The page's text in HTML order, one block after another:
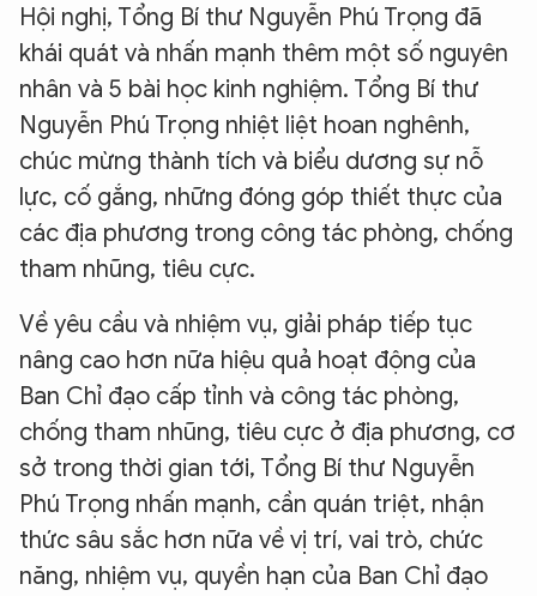
Hội nghị, Tổng Bí thư Nguyễn Phú Trọng đã
khái quát và nhấn mạnh thêm một số nguyên
nhân và 5 bài học kinh nghiệm. Tổng Bí thư
Nguyễn Phú Trọng nhiệt liệt hoan nghênh,
chúc mừng thành tích và biểu dương sự nỗ
lực, cố gắng, những đóng góp thiết thực của
các địa phương trong công tác phòng, chống
tham nhũng, tiêu cực.
Về yêu cầu và nhiệm vụ, giải pháp tiếp tục
nâng cao hơn nữa hiệu quả hoạt động của
Ban Chỉ đạo cấp tỉnh và công tác phòng,
chống tham nhũng, tiêu cực ở địa phương, cơ
sở trong thời gian tới, Tổng Bí thư Nguyễn
Phú Trọng nhấn mạnh, cần quán triệt, nhận
thức sâu sắc hơn nữa về vị trí, vai trò, chức
năng, nhiệm vụ, quyền hạn của Ban Chỉ đạo